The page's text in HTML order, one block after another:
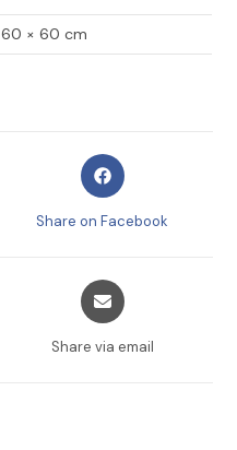
60 × 60 cm
Opens
in
new
Share on Facebook
Opens
in
new
Share via email